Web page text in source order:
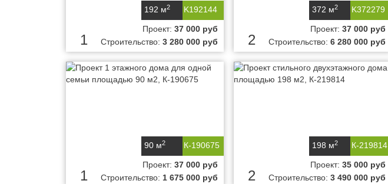
K192144
192 м2
1
Проект: 37 000 руб
Строительство: 3 280 000 руб
K372279
372 м2
2
Проект: 37 000 руб
Строительство: 6 280 000 руб
К-190675
90 м2
1
Проект: 37 000 руб
Строительство: 1 675 000 руб
К-219814
198 м2
2
Проект: 35 000 руб
Строительство: 3 490 000 руб